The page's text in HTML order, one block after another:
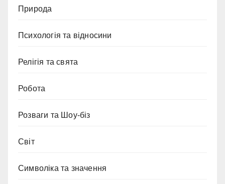
Природа
Психологія та відносини
Релігія та свята
Робота
Розваги та Шоу-біз
Світ
Символіка та значення